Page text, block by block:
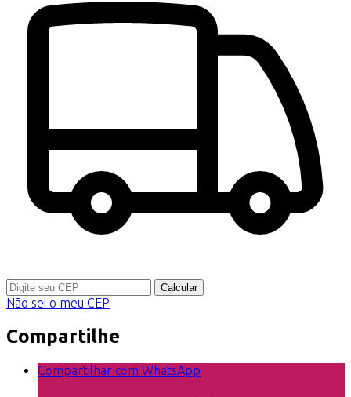
Calcular
Não sei o meu CEP
Compartilhe
Compartilhar com WhatsApp